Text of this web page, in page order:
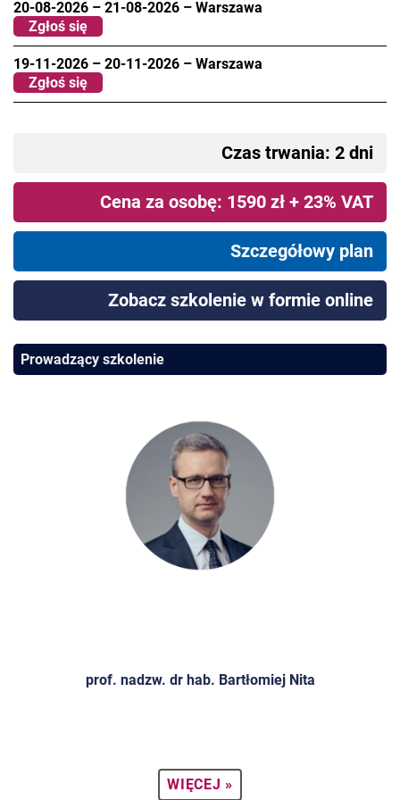
20-08-2026 – 21-08-2026 – Warszawa
Zgłoś się
19-11-2026 – 20-11-2026 – Warszawa
Zgłoś się
Czas trwania: 2 dni
Cena za osobę: 1590 zł + 23% VAT
Szczegółowy plan
Zobacz szkolenie w formie online
Prowadzący szkolenie
prof. nadzw. dr hab. Bartłomiej Nita
WIĘCEJ »